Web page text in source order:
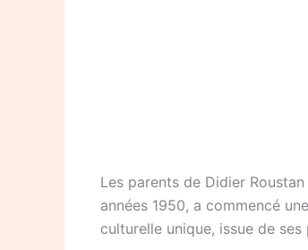
Les parents de Didier
années 1950, a commencé
culturelle unique, issue de